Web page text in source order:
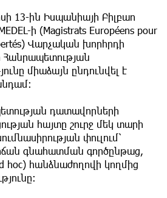
13-ին Իսպանիայի Բիլբաո
ի (Magistrats Européens pour
Վարչական խորհրդի
Հանրապետության
միաձայն ընդունվել է
դատավորների
հայտը շուրջ մեկ տարի
փուլում՝
գնահատման գործընթաց,
hoc) հանձնաժողովի կողմից